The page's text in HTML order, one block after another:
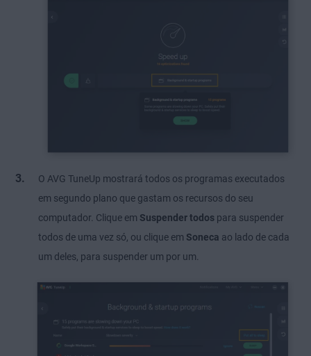
O AVG TuneUp mostrará todos os programas executados
em segundo plano que gastam os recursos do seu
computador. Clique em Suspender todos para suspender
todos de uma vez só, ou clique em Soneca ao lado de cada
um deles, para suspender um por um.